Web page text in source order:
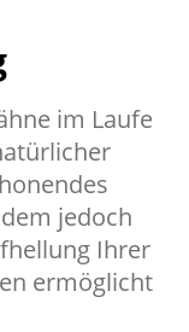
im Laufe
jedoch
Ihrer
ermöglicht